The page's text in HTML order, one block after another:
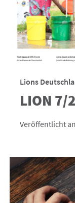
Lions
LION 7/
Veröffentlicht